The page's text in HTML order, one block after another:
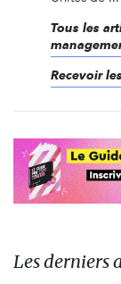
Tous les
Recevoir
Les derniers